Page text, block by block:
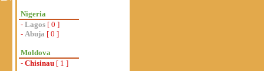
Nigeria
- Lagos [ 0 ]
- Abuja [ 0 ]
Moldova
- Chisinau [ 1 ]